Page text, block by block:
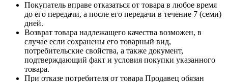
Покупатель вправе отказаться от товара в любое время
до его передачи, а после его передачи в течение 7 (семи)
дней.
Возврат товара надлежащего качества возможен, в
случае если сохранены его товарный вид,
потребительские свойства, а также документ,
подтверждающий факт и условия покупки указанного
товара.
При отказе потребителя от товара Продавец обязан